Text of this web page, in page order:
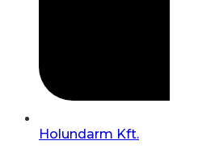
Holundarm Kft.